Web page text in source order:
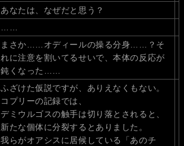
あなたは、なぜだと思う？
……
まさか……オディールの操る分身……？そ
れに注意を割いてるせいで、本体の反応が
鈍くなった……
ふざけた仮説ですが、ありえなくもない。
コプリーの記録では、
デミウルゴスの触手は切り落とされると、
新たな個体に分裂するとありました。
我らがオアシスに居候している「あのチ